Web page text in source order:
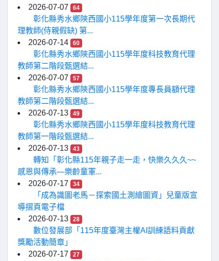
2026-07-07
64
彰化縣秀水鄉陝西國小115學年度第一次長期代
理教師(侍親假缺) 第...
2026-07-14
60
彰化縣秀水鄉陝西國小115學年度科技教育代理
教師第二階段甄選結...
2026-07-07
57
彰化縣秀水鄉陝西國小115學年度專長員額代理
教師第二階段甄選結...
2026-07-13
49
彰化縣秀水鄉陝西國小115學年度科技教育代理
教師第一階段甄選結...
2026-07-13
43
轉知「彰化縣115年親子走一走，快樂久久久~~
感恩與傳承—樂齡童軍...
2026-07-17
34
「成為識圖老馬－探索國土測繪圖資」兒童版宣
導摺頁電子檔
2026-07-13
28
數位發展部「115年度臺灣主權AI訓練語料貢獻
獎勵活動簡章」
2026-07-17
27